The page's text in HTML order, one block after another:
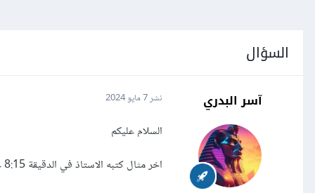
السؤال
آسر البدري نشر7 مايو 2024
السلام عليكم
اخر مثال كتبه الاستاذ في الدقيقة 8:15 غير مفهوم